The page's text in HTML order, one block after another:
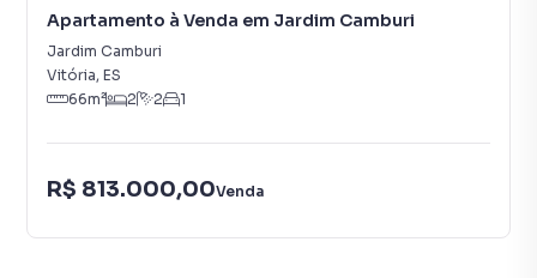
Apartamento à Venda em Jardim Camburi
Jardim Camburi
Vitória, ES
66m² 2 2 1
R$ 813.000,00Venda